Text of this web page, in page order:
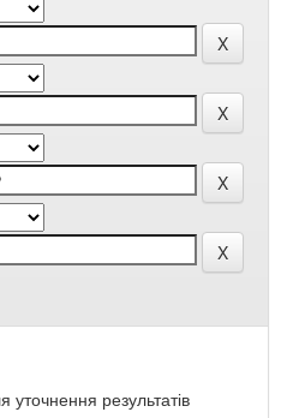
уточнення результатів